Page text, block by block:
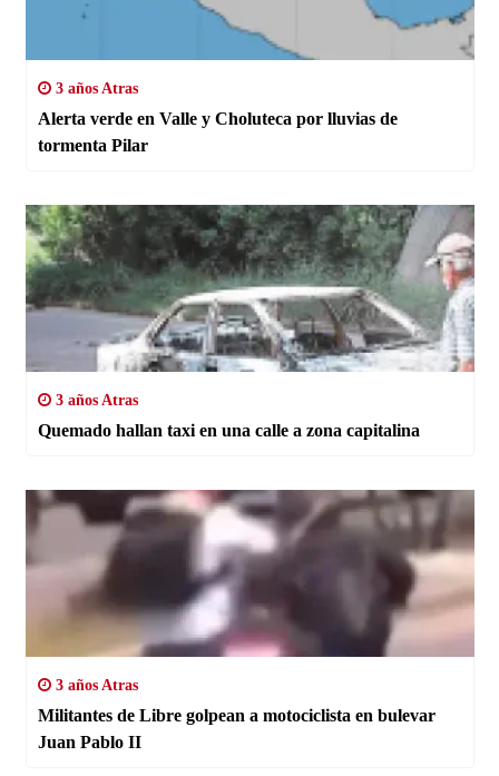
3 años Atras
Alerta verde en Valle y Choluteca por lluvias de
tormenta Pilar
3 años Atras
Quemado hallan taxi en una calle a zona capitalina
3 años Atras
Militantes de Libre golpean a motociclista en bulevar
Juan Pablo II